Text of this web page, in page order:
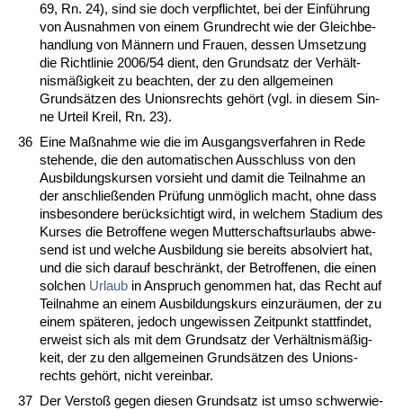
69, Rn. 24), sind sie doch ver­pflich­tet, bei der Einführung
von Aus­nah­men von ei­nem Grund­recht wie der Gleich­be­
hand­lung von Männern und Frau­en, des­sen Um­set­zung
die Richt­li­nie 2006/54 dient, den Grund­satz der Verhält­
nismäßig­keit zu be­ach­ten, der zu den all­ge­mei­nen
Grundsätzen des Uni­ons­rechts gehört (vgl. in die­sem Sin­
ne Ur­teil Kreil, Rn. 23).
36 Ei­ne Maßnah­me wie die im Aus­gangs­ver­fah­ren in Re­de
ste­hen­de, die den au­to­ma­ti­schen Aus­schluss von den
Aus­bil­dungs­kur­sen vor­sieht und da­mit die Teil­nah­me an
der an­sch­ließen­den Prüfung unmöglich macht, oh­ne dass
ins­be­son­de­re berück­sich­tigt wird, in wel­chem Sta­di­um des
Kur­ses die Be­trof­fe­ne we­gen Mut­ter­schafts­ur­laubs ab­we­
send ist und wel­che Aus­bil­dung sie be­reits ab­sol­viert hat,
und die sich dar­auf be­schränkt, der Be­trof­fe­nen, die ei­nen
sol­chen Ur­laub in An­spruch ge­nom­men hat, das Recht auf
Teil­nah­me an ei­nem Aus­bil­dungs­kurs ein­zuräum­en, der zu
ei­nem späte­ren, je­doch un­ge­wis­sen Zeit­punkt statt­fin­det,
er­weist sich als mit dem Grund­satz der Verhält­nismäßig­
keit, der zu den all­ge­mei­nen Grundsätzen des Uni­ons­
rechts gehört, nicht ver­ein­bar.
37 Der Ver­s­toß ge­gen die­sen Grund­satz ist um­so schwer­wie­